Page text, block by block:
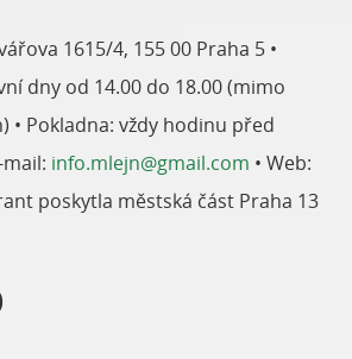
1615/4, 155 00 Praha 5 •
dny od 14.00 do 18.00 (mimo
• Pokladna: vždy hodinu před
info.mlejn@gmail.com • Web:
poskytla městská část Praha 13